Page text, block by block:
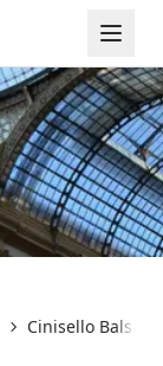
Cinisello